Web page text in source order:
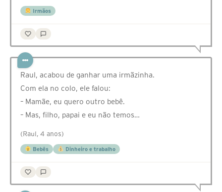
Irmãos
Raul, acabou de ganhar uma irmãzinha.
Com ela no colo, ele falou:
– Mamãe, eu quero outro bebê.
– Mas, filho, papai e eu não temos…
(Raul, 4 anos)
Bebês Dinheiro e trabalho